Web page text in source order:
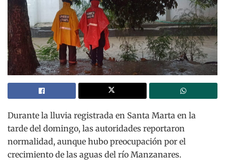
Durante la lluvia registrada en Santa Marta en la
tarde del domingo, las autoridades reportaron
normalidad, aunque hubo preocupación por el
crecimiento de las aguas del río Manzanares.